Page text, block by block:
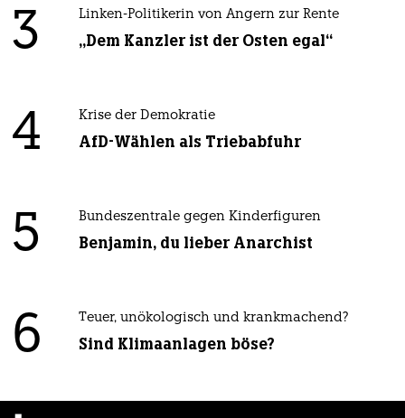
3 Linken-Politikerin von Angern zur Rente
„Dem Kanzler ist der Osten egal“
4 Krise der Demokratie
AfD-Wählen als Triebabfuhr
5 Bundeszentrale gegen Kinderfiguren
Benjamin, du lieber Anarchist
6 Teuer, unökologisch und krankmachend?
Sind Klimaanlagen böse?